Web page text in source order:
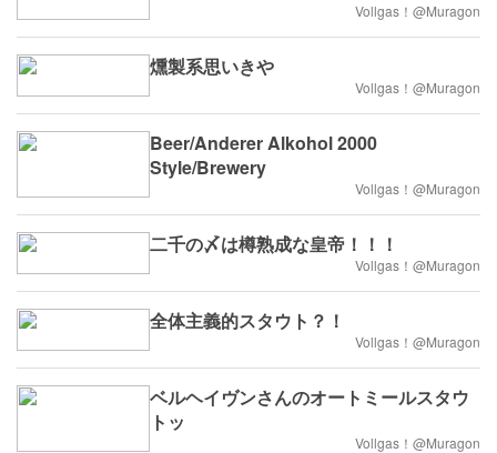
Vollgas！@Muragon
燻製系思いきや
Vollgas！@Muragon
Beer/Anderer Alkohol 2000
Style/Brewery
Vollgas！@Muragon
二千の〆は樽熟成な皇帝！！！
Vollgas！@Muragon
全体主義的スタウト？！
Vollgas！@Muragon
ベルヘイヴンさんのオートミールスタウ
トッ
Vollgas！@Muragon